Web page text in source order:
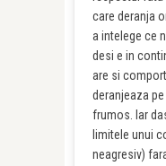
care deranja
a intelege ce
desi e in
are si
deranjeaza
frumos. Iar
limitele unui
neagresiv)